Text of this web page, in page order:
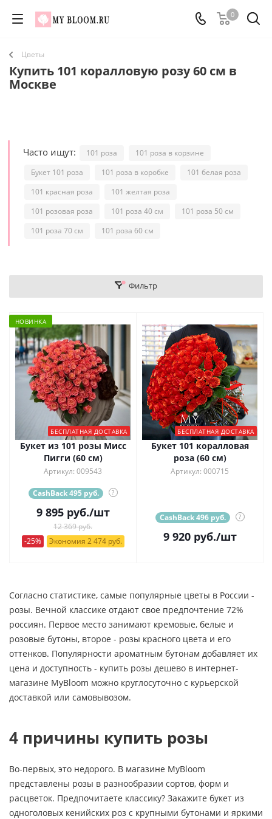
0
Цветы
Купить 101 коралловую розу 60 см в
Москве
Часто ищут: 101 роза
101 роза в корзине
Букет 101 роза
101 роза в коробке
101 белая роза
101 красная роза
101 желтая роза
101 розовая роза
101 роза 40 см
101 роза 50 см
101 роза 70 см
101 роза 60 см
Фильтр
НОВИНКА
БЕСПЛАТНАЯ ДОСТАВКА
Букет из 101 розы Мисс
Пигги (60 см)
Артикул: 009543
CashBack 495 руб. ?
9 895руб./шт
12 369 руб.
-25%
Экономия 2 474 руб.
БЕСПЛАТНАЯ ДОСТАВКА
Букет 101 коралловая
роза (60 см)
Артикул: 000715
CashBack 496 руб. ?
9 920руб./шт
Согласно статистике, самые популярные цветы в России -
розы. Вечной классике отдают свое предпочтение 72%
россиян. Первое место занимают кремовые, белые и
розовые бутоны, второе - розы красного цвета и его
оттенков. Популярности ароматным бутонам добавляет их
цена и доступность - купить розы дешево в интернет-
магазине MyBloom можно круглосуточно с курьерской
доставкой или самовывозом.
4 причины купить розы
Во-первых, это недорого. В магазине MyBloom
представлены розы в разнообразии сортов, форм и
расцветок. Предпочитаете классику? Закажите букет из
одноголовых кенийских роз с крупными бутонами и яркими